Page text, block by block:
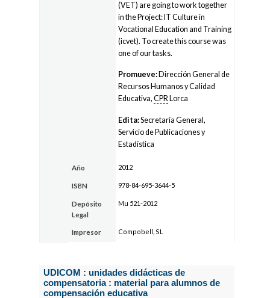
(VET) are going to work together
in the Project: IT Culture in
Vocational Education and Training
(icvet). To create this course was
one of our tasks.
Promueve: Dirección General de
Recursos Humanos y Calidad
Educativa,CPR Lorca
Edita:Secretaría General,
Servicio de Publicaciones y
Estadística
Año 2012
ISBN 978-84-695-3644-5
Depósito
Legal
Mu 521-2012
Impresor Compobell, SL
UDICOM : unidades didácticas de
compensatoria : material para alumnos de
compensación educativa